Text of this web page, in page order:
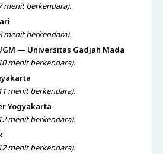
menit berkendara).
menit berkendara).
— Universitas Gadjah Mada
menit berkendara).
menit berkendara).
Yogyakarta
menit berkendara).
menit berkendara).